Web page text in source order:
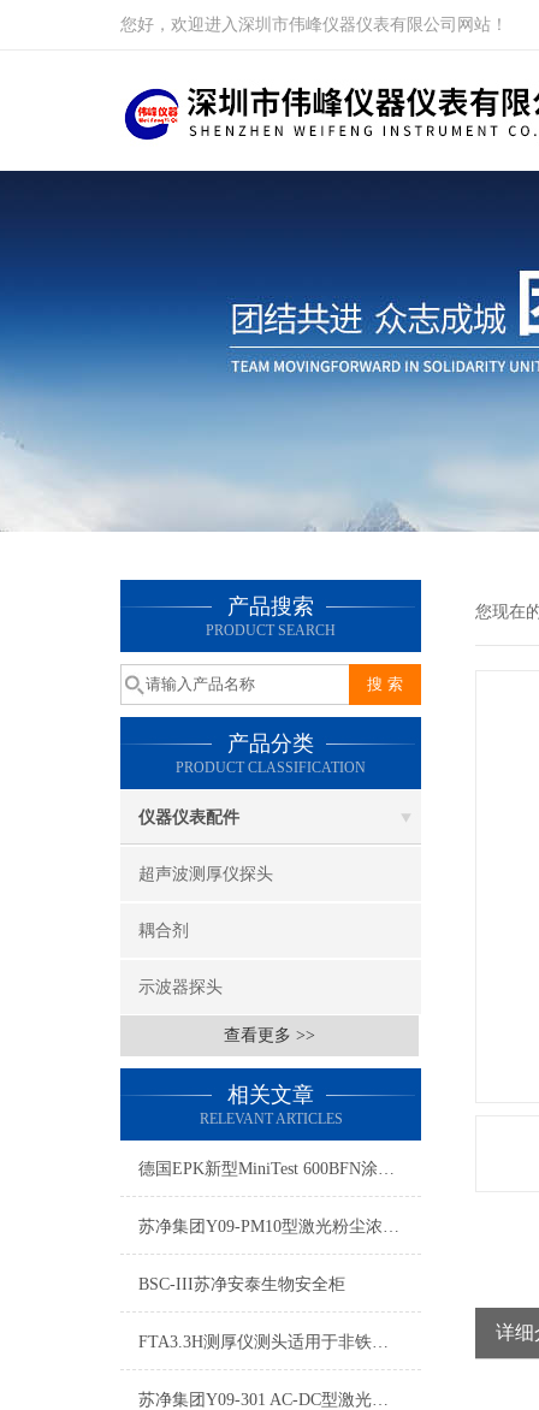
您好，欢迎进入深圳市伟峰仪器仪表有限公司网站！
产品搜索
PRODUCT SEARCH
产品分类
PRODUCT CLASSIFICATION
仪器仪表配件
超声波测厚仪探头
耦合剂
示波器探头
查看更多 >>
相关文章
RELEVANT ARTICLES
德国EPK新型MiniTest 600BFN涂层测厚仪
苏净集团Y09-PM10型激光粉尘浓度测试仪
BSC-III苏净安泰生物安全柜
FTA3.3H测厚仪测头适用于非铁磁基材上的油漆和塑料层的厚度测量
苏净集团Y09-301 AC-DC型激光尘埃粒子计数器
您现在
详细